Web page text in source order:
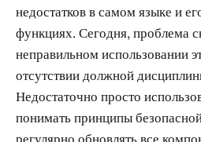
недостатков в самом языке и
функциях. Сегодня, проблема
неправильном использовании
отсутствии должной
Недостаточно просто
понимать принципы